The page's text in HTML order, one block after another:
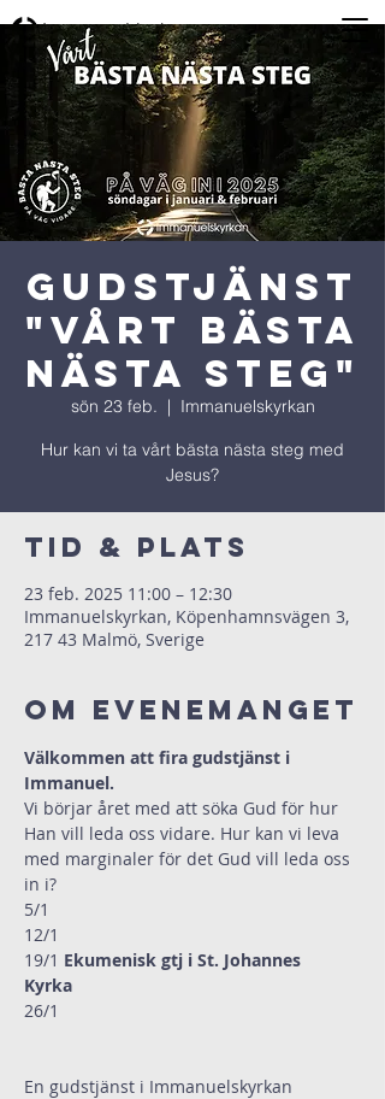
GUDSTJÄNST
"Vårt bästa
nästa steg"
sön 23 feb.
  |
Immanuelskyrkan
Hur kan vi ta vårt bästa nästa steg med
Jesus?
Tid & Plats
23 feb. 2025 11:00 – 12:30
Immanuelskyrkan, Köpenhamnsvägen 3,
217 43 Malmö, Sverige
Om evenemanget
Välkommen att fira gudstjänst i
Immanuel.
Vi börjar året med att söka Gud för hur
Han vill leda oss vidare. Hur kan vi leva
med marginaler för det Gud vill leda oss
in i?
5/1
12/1
19/1 Ekumenisk gtj i St. Johannes
Kyrka
26/1
En gudstjänst i Immanuelskyrkan